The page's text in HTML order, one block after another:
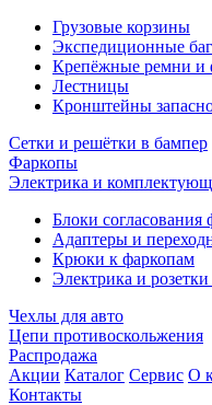
Грузовые корзины
Экспедиционные
Крепёжные ремни и
Лестницы
Кронштейны
Сетки и решётки в бампер
Фаркопы
Электрика и
Блоки согласования
Адаптеры и
Крюки к фаркопам
Электрика и
Чехлы для авто
Цепи противоскольжения
Распродажа
Акции Каталог Сервис О
Контакты